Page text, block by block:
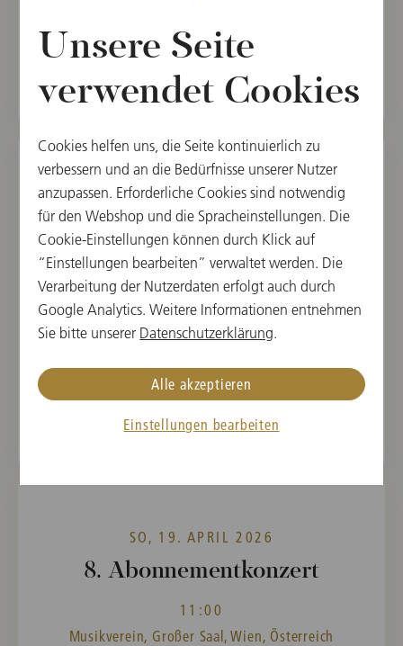
SA, 18. APRIL 2026
8. Abonnementkonzert
15:30
Musikverein, Großer Saal, Wien, Österreich
DIRIGENT
Sir Simon Rattle
WERKE VON
Gustav Mahler
SO, 19. APRIL 2026
8. Abonnementkonzert
11:00
Musikverein, Großer Saal, Wien, Österreich
Unsere Seite
verwendet Cookies
Cookies helfen uns, die Seite kontinuierlich zu
verbessern und an die Bedürfnisse unserer Nutzer
anzupassen. Erforderliche Cookies sind notwendig
für den Webshop und die Spracheinstellungen. Die
Cookie-Einstellungen können durch Klick auf
“Einstellungen bearbeiten” verwaltet werden. Die
Verarbeitung der Nutzerdaten erfolgt auch durch
Google Analytics. Weitere Informationen entnehmen
Sie bitte unserer Datenschutzerklärung.
Einstellungen bearbeiten
Alle akzeptieren